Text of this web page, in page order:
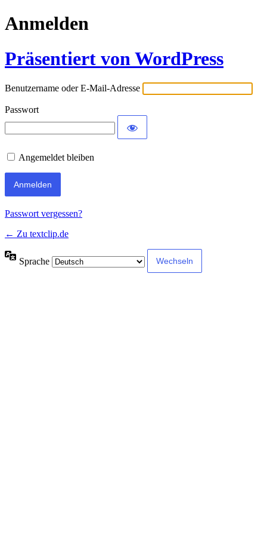
Anmelden
Präsentiert von WordPress
Benutzername oder E-Mail-Adresse
Passwort
Angemeldet bleiben
Passwort vergessen?
← Zu textclip.de
Sprache